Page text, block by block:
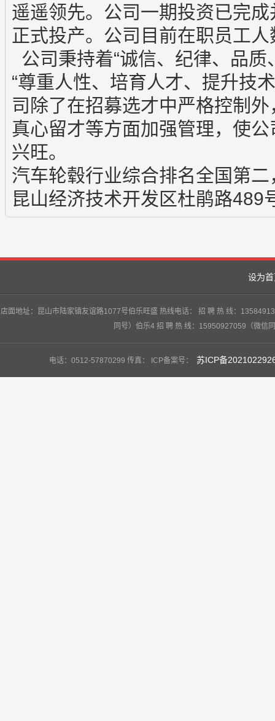
遥遥领先。公司一期投资已完
正式投产。公司目前在职员工
公司秉持着“诚信、纪律、品
“尊重人性、培育人才、提升技
司除了在招募选才中严格控制
真心留才等方面加强管理，使
兴旺。
汽车轮毂行业综合排名全国第
昆山经济技术开发区杜鹃路489
设为
店面地址：昆山市陆家镇友谊路1077号伯乐旺盛 热线电话： 招 聘 热 线：
同号）伯乐4 招 聘 热 线：15950927059（微信
电话：0512-57870299 传真： ICP备案号： 苏ICP备